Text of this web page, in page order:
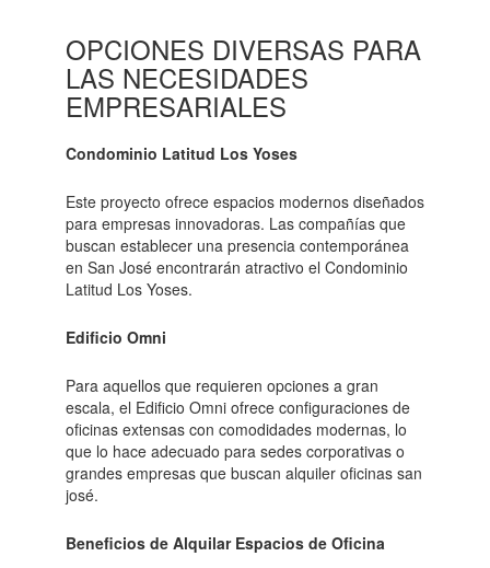
OPCIONES DIVERSAS PARA
LAS NECESIDADES
EMPRESARIALES
Condominio Latitud Los Yoses
Este proyecto ofrece espacios modernos diseñados
para empresas innovadoras. Las compañías que
buscan establecer una presencia contemporánea
en San José encontrarán atractivo el Condominio
Latitud Los Yoses.
Edificio Omni
Para aquellos que requieren opciones a gran
escala, el Edificio Omni ofrece configuraciones de
oficinas extensas con comodidades modernas, lo
que lo hace adecuado para sedes corporativas o
grandes empresas que buscan alquiler oficinas san
josé.
Beneficios de Alquilar Espacios de Oficina